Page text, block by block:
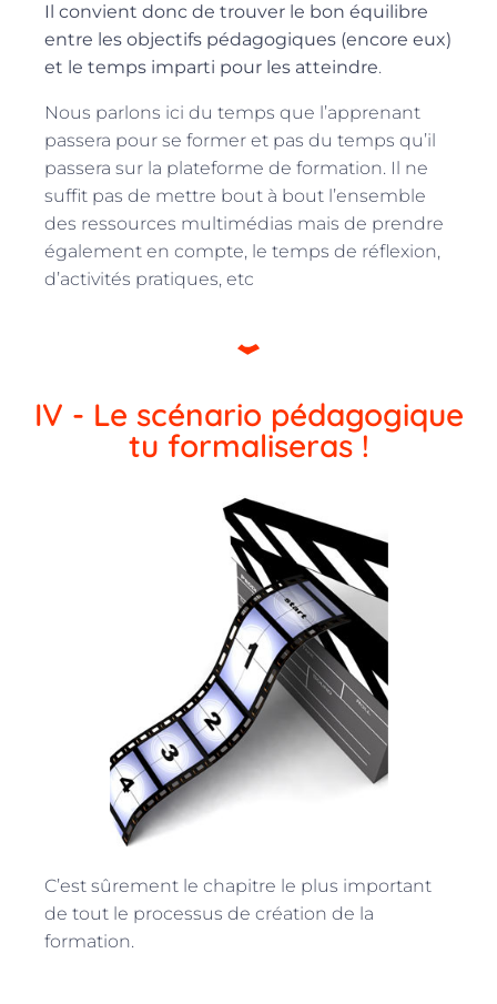
Il convient donc de trouver le bon équilibre
entre les objectifs pédagogiques (encore eux)
et le temps imparti pour les atteindre.
Nous parlons ici du temps que l’apprenant
passera pour se former et pas du temps qu’il
passera sur la plateforme de formation. Il ne
suffit pas de mettre bout à bout l’ensemble
des ressources multimédias mais de prendre
également en compte, le temps de réflexion,
d’activités pratiques, etc
IV - Le scénario pédagogique
tu formaliseras !
C’est sûrement le chapitre le plus important
de tout le processus de création de la
formation.